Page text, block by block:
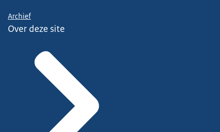
Archief
Over deze site